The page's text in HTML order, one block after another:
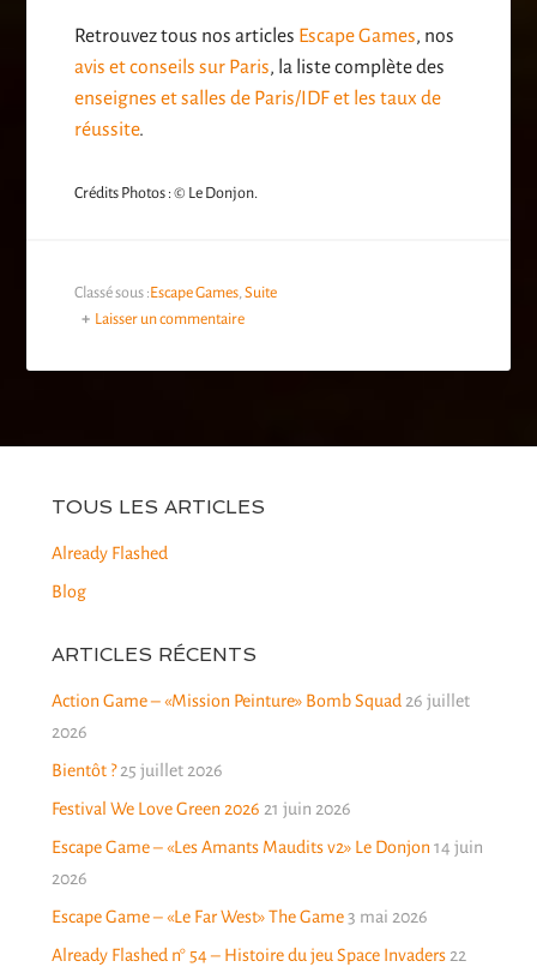
Retrouvez tous nos articles Escape Games, nos
avis et conseils sur Paris, la liste complète des
enseignes et salles de Paris/IDF et les taux de
réussite.
Crédits Photos : © Le Donjon.
Classé sous : Escape Games,Suite
Laisser un commentaire
TOUS LES ARTICLES
Already Flashed
Blog
ARTICLES RÉCENTS
Action Game – «Mission Peinture» Bomb Squad 26 juillet
2026
Bientôt ? 25 juillet 2026
Festival We Love Green 2026 21 juin 2026
Escape Game – «Les Amants Maudits v2» Le Donjon 14 juin
2026
Escape Game – «Le Far West» The Game 3 mai 2026
Already Flashed n° 54 – Histoire du jeu Space Invaders 22